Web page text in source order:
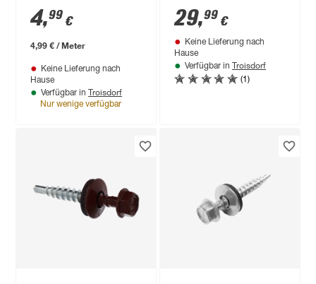
cm anthrazitgrau
4,99 €
4,99 € / Meter
Keine Lieferung nach
Hause
Verfügbar in Troisdorf
Nur wenige verfügbar
Stück
29,99 €
Keine Lieferung nach
Hause
Verfügbar in Troisdorf
(1)